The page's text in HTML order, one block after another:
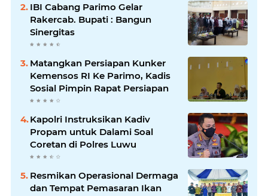
IBI Cabang Parimo Gelar
Rakercab. Bupati : Bangun
Sinergitas
Matangkan Persiapan Kunker
Kemensos RI Ke Parimo, Kadis
Sosial Pimpin Rapat Persiapan
Kapolri Instruksikan Kadiv
Propam untuk Dalami Soal
Coretan di Polres Luwu
Resmikan Operasional Dermaga
dan Tempat Pemasaran Ikan